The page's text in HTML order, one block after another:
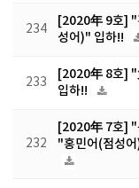
234
[2020年 9호] "
성어)" 입하!!
233
[2020年 8호]
입하!!
232
[2020年 7호] "
"홍민어(점성